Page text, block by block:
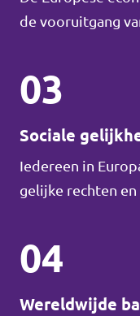
de vooruitgang
03
Sociale
Iedereen in
gelijke rechten en
04
Wereldwijde